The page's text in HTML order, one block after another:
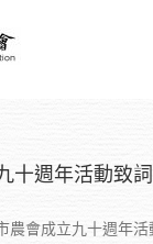
十週年活動致
農會成立九十週年